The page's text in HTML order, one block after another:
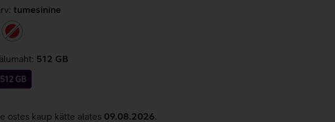
tumesinine
punane
512 GB
512 GB
ostes kaup kätte alates 09.08.2026